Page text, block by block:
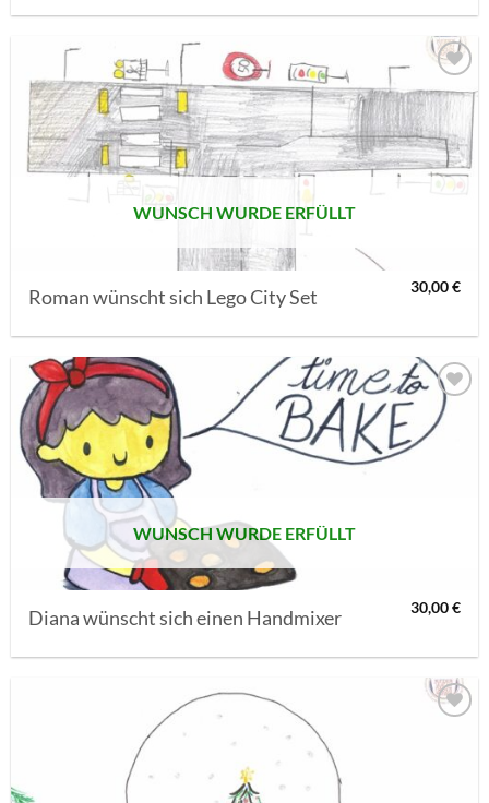
AUF MEINE
MERKLISTE
SETZEN
WUNSCH WURDE ERFÜLLT
Roman wünscht sich Lego City Set 30,00€
AUF MEINE
MERKLISTE
SETZEN
WUNSCH WURDE ERFÜLLT
Diana wünscht sich einen Handmixer 30,00€